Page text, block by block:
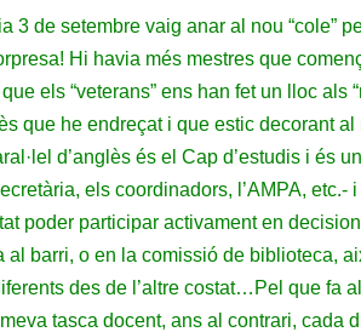
3 de setembre vaig anar al nou “cole”
Hi havia més mestres que
els “veterans” ens han fet un lloc als
que he endreçat i que estic decorant
d’anglès és el Cap d’estudis i és
els coordinadors, l’AMPA,
poder participar activament en
barri, o en la comissió de biblioteca,
des de l’altre costat… Pel que fa
tasca docent, ans al contrari, cada